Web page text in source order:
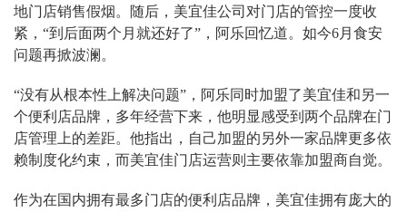
地门店销售假烟。随后，美宜佳公司对门店的管控一度收
紧，“到后面两个月就还好了”，阿乐回忆道。如今6月食安
问题再掀波澜。
“没有从根本性上解决问题”，阿乐同时加盟了美宜佳和另一
个便利店品牌，多年经营下来，他明显感受到两个品牌在门
店管理上的差距。他指出，自己加盟的另外一家品牌更多依
赖制度化约束，而美宜佳门店运营则主要依靠加盟商自觉。
作为在国内拥有最多门店的便利店品牌，美宜佳拥有庞大的